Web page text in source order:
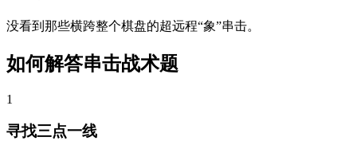
没看到那些横跨整个棋盘的超远程“象”串击。
如何解答串击战术题
1
寻找三点一线